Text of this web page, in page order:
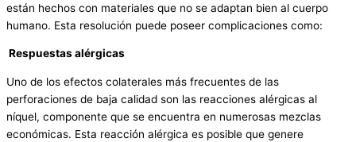
están hechos con materiales que no se adaptan bien al cuerpo
humano. Esta resolución puede poseer complicaciones como:
Respuestas alérgicas
Uno de los efectos colaterales más frecuentes de las
perforaciones de baja calidad son las reacciones alérgicas al
níquel, componente que se encuentra en numerosas mezclas
económicas. Esta reacción alérgica es posible que genere